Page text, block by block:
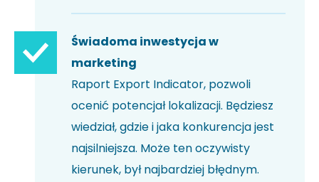
Świadoma inwestycja w
marketing
Raport Export Indicator, pozwoli
ocenić potencjał lokalizacji. Będziesz
wiedział, gdzie i jaka konkurencja jest
najsilniejsza. Może ten oczywisty
kierunek, był najbardziej błędnym.